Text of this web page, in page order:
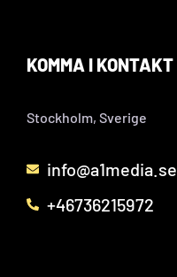
KOMMA I KONTAKT
Stockholm, Sverige
info@a1media.se
+46736215972